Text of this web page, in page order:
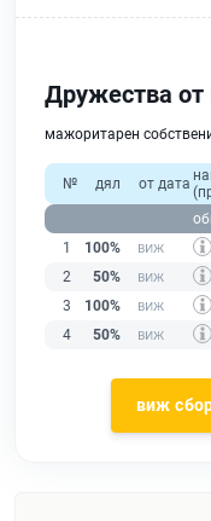
Дружества от
мажоритарен
№ дял от дата
1
100%
2
50%
3
100%
4
50%
виж